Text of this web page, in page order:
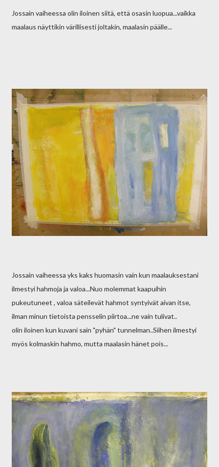
Jossain vaiheessa olin iloinen siitä, että osasin luopua...vaikka
maalaus näyttikin värillisesti joltakin, maalasin päälle...
Jossain vaiheessa yks kaks huomasin vain kun maalauksestani
ilmestyi hahmoja ja valoa...Nuo molemmat kaapuihin
pukeutuneet , valoa säteilevät hahmot syntyivät aivan itse,
ilman minun tietoista pensselin piirtoa...ne vain tulivat..
olin iloinen kun kuvani sain "pyhän" tunnelman..Siihen ilmestyi
myös kolmaskin hahmo, mutta maalasin hänet pois...